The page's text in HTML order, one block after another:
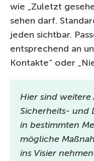
wie „Zuletzt
sehen darf.
jeden sichtbar.
entsprechend an
Kontakte“ oder
Hier sind
Sicherheits- und
in bestimmten
mögliche
ins Visier